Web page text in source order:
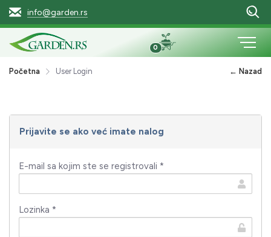
info@garden.rs
0
Početna User Login ← Nazad
Prijavite se ako već imate nalog
E-mail sa kojim ste se registrovali *
Lozinka *